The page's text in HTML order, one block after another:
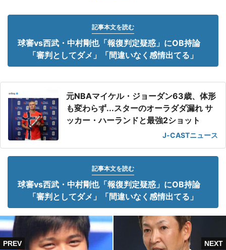
記事本文を読む
球審vs西武・中村剛也「報復判定疑惑」にOB持論
「審判としてダメ」「間違いなく感情出てる」
元NBAマイケル・ジョーダン63歳、体形
も変わらず...スターのオーラダダ漏れ サ
ッカー・ハーランドと最強2ショット
J-CASTニュース
記事本文を読む
球審vs西武・中村剛也「報復判定疑惑」にOB持論
「審判としてダメ」「間違いなく感情出てる」